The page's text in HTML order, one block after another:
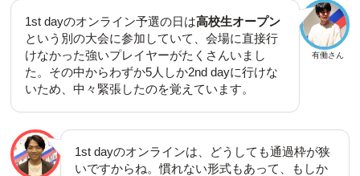
有働さん
1st dayのオンライン予選の日は高校生オープン
という別の大会に参加していて、会場に直接行
けなかった強いプレイヤーがたくさんいまし
た。その中からわずか5人しか2nd dayに行けな
いため、中々緊張したのを覚えています。
1st dayのオンラインは、どうしても通過枠が狭
いですからね。慣れない形式もあって、もしか